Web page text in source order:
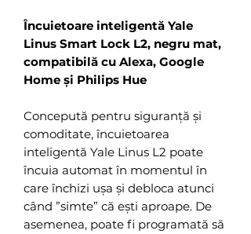
Încuietoare inteligentă Yale
Linus Smart Lock L2, negru mat,
compatibilă cu Alexa, Google
Home și Philips Hue
Concepută pentru siguranță și
comoditate, încuietoarea
inteligentă Yale Linus L2 poate
încuia automat în momentul în
care închizi ușa și debloca atunci
când ”simte” că ești aproape. De
asemenea, poate fi programată să